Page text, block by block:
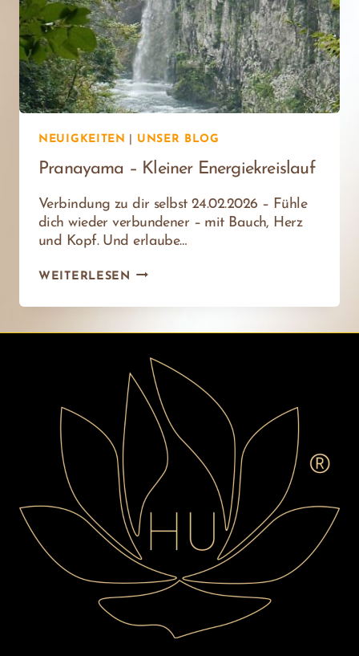
NEUIGKEITEN UNSER BLOG
Pranayama – Kleiner Energiekreislauf
Verbindung zu dir selbst 24.02.2026 – Fühle
dich wieder verbundener – mit Bauch, Herz
und Kopf. Und erlaube…
WEITERLESEN
PRANAYAMA
KLEINER